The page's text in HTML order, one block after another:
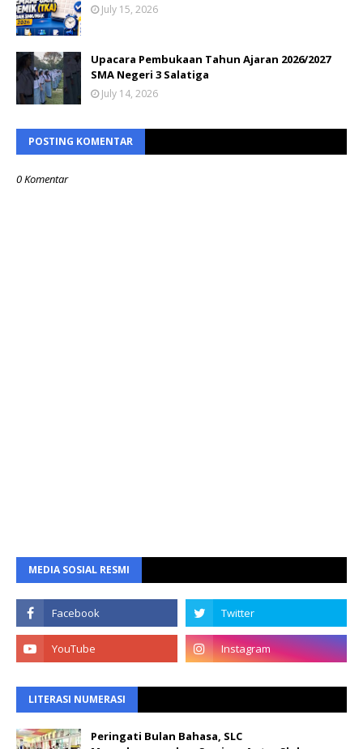
July 15, 2026
Upacara Pembukaan Tahun Ajaran 2026/2027
SMA Negeri 3 Salatiga
July 14, 2026
POSTING KOMENTAR
0 Komentar
MEDIA SOSIAL RESMI
LITERASI NUMERASI
Peringati Bulan Bahasa, SLC